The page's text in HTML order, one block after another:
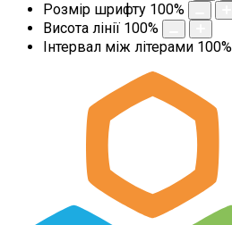
Розмір шрифту 100%
Висота лінії 100%
Інтервал між літерами 100%